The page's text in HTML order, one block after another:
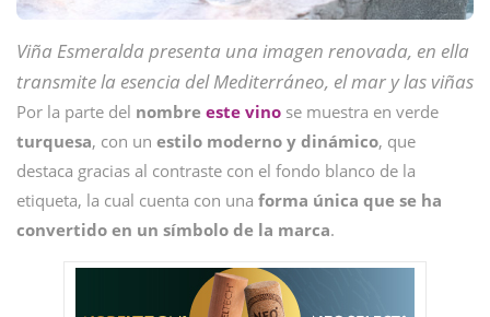
Viña Esmeralda presenta una imagen renovada, en ella
transmite la esencia del Mediterráneo, el mar y las viñas
Por la parte del nombre este vino se muestra en verde
turquesa, con un estilo moderno y dinámico, que
destaca gracias al contraste con el fondo blanco de la
etiqueta, la cual cuenta con una forma única que se ha
convertido en un símbolo de la marca.